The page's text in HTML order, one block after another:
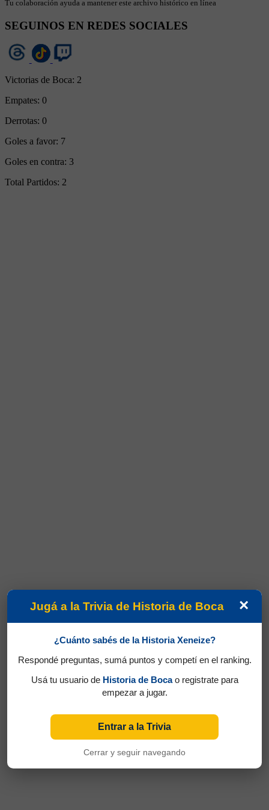
Tu colaboración ayuda a mantener este archivo histórico en línea
SEGUINOS EN REDES SOCIALES
Victorias de Boca: 2
Empates: 0
Derrotas: 0
Goles a favor: 7
Goles en contra: 3
Total Partidos: 2
×
Jugá a la Trivia de Historia de Boca
¿Cuánto sabés de la Historia Xeneize?
Respondé preguntas, sumá puntos y competí en el ranking.
Usá tu usuario de Historia de Bocao registrate para
empezar a jugar.
Entrar a la Trivia
Cerrar y seguir navegando